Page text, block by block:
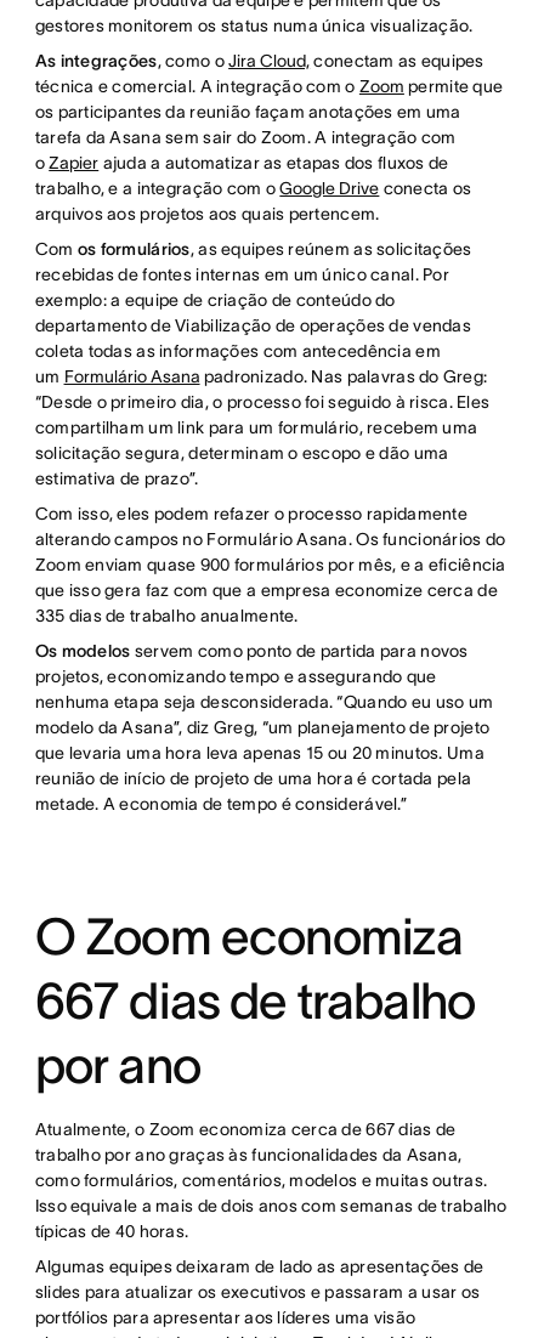
gestores monitorem os status numa única visualização.
As integrações, como oJira Cloud,conectam as equipes
técnica e comercial. A integração com o Zoom permite que
os participantes da reunião façam anotações em uma
tarefa da Asana sem sair do Zoom. A integração com
oZapier ajuda a automatizar as etapas dos fluxos de
trabalho, e a integração com oGoogle Drive conecta os
arquivos aos projetos aos quais pertencem.
Com os formulários, as equipes reúnem as solicitações
recebidas de fontes internas em um único canal. Por
exemplo: a equipe de criação de conteúdo do
departamento de Viabilização de operações de vendas
coleta todas as informações com antecedência em
um Formulário Asana padronizado. Nas palavras do Greg:
“Desde o primeiro dia, o processo foi seguido à risca. Eles
compartilham um link para um formulário, recebem uma
solicitação segura, determinam o escopo e dão uma
estimativa de prazo”.
Com isso, eles podem refazer o processo rapidamente
alterando campos no Formulário Asana. Os funcionários do
Zoom enviam quase 900 formulários por mês, e a eficiência
que isso gera faz com que a empresa economize cerca de
335 dias de trabalho anualmente.
Os modelos servem como ponto de partida para novos
projetos, economizando tempo e assegurando que
nenhuma etapa seja desconsiderada. “Quando eu uso um
modelo da Asana”, diz Greg, “um planejamento de projeto
que levaria uma hora leva apenas 15 ou 20 minutos. Uma
reunião de início de projeto de uma hora é cortada pela
metade. A economia de tempo é considerável.”
O Zoom economiza
667 dias de trabalho
por ano
Atualmente, o Zoom economiza cerca de 667 dias de
trabalho por ano graças às funcionalidades da Asana,
como formulários, comentários, modelos e muitas outras.
Isso equivale a mais de dois anos com semanas de trabalho
típicas de 40 horas.
Algumas equipes deixaram de lado as apresentações de
slides para atualizar os executivos e passaram a usar os
portfólios para apresentar aos líderes uma visão